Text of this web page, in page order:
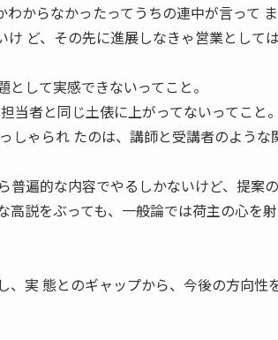
からなかったってうちの連中が言って
ど、その先に進展しなきゃ営業として
して実感できないってこと。
者と同じ土俵に上がってないってこと。
ゃられ たのは、講師と受講者のような
遍的な内容でやるしかないけど、提案
説をぶっても、一般論では荷主の心を
、実 態とのギャップから、今後の方向性